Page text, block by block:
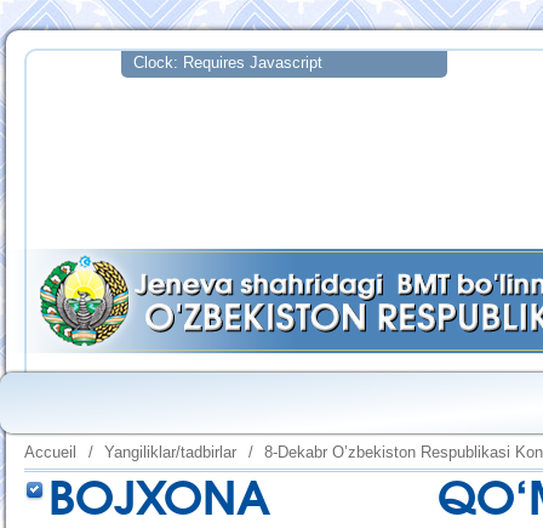
Accueil / Yangiliklar/tadbirlar / 8-Dekabr O’zbekiston Respublikasi
BOJXONA